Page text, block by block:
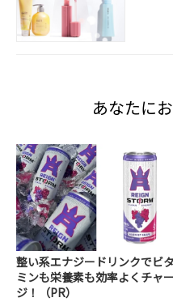
あなたに
整い系エナジードリンクでビタ
ミンも栄養素も効率よくチャー
ジ！（PR）